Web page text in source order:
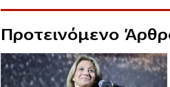
Προτεινόμενο